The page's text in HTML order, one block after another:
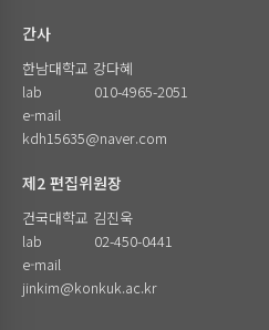
간사
한남대학교 강다혜
lab
010-4965-2051
e-mail
kdh15635@naver.com
제2 편집위원장
건국대학교 김진욱
lab
02-450-0441
e-mail
jinkim@konkuk.ac.kr